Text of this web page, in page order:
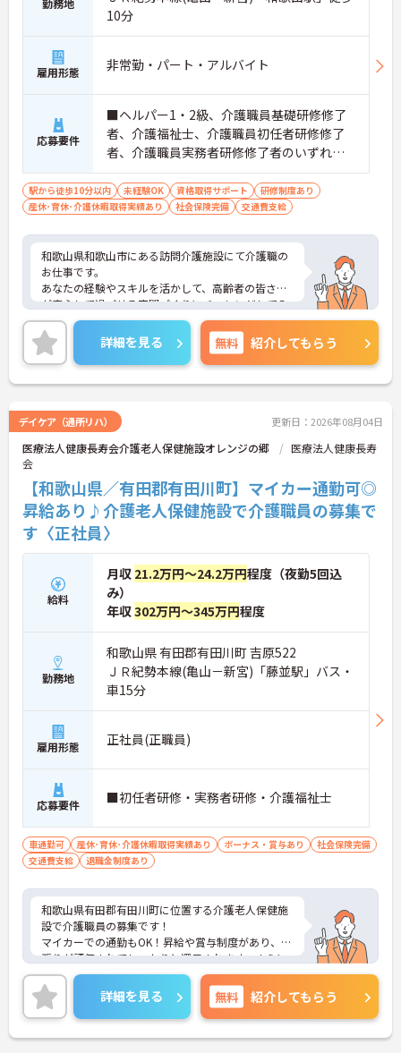
勤務地
10分
雇用形態 非常勤・パート・アルバイト
応募要件
■ヘルパー1・2級、介護職員基礎研修修了
者、介護福祉士、介護職員初任者研修修了
者、介護職員実務者研修修了者のいずれか
の資格 ■普通自動車運転免許（AT限定可）
必須 ■未経験の方OK
駅から徒歩10分以内 未経験OK 資格取得サポート
研修制度あり
産休･育休･介護休暇取得実績あり
社会保険完備 交通費支給
和歌山県和歌山市にある訪問介護施設にて介護職の
お仕事です。
あなたの経験やスキルを活かして、高齢者の皆さま
が安心して過ごせる空間づくりにチャレンジしてみ
ませんか？
ご興味ある方には、面接対策ポイントなど、さらに
詳細をお話しいたしますのでお気軽にご相談くださ
い。
詳細を見る 無料 紹介してもらう
デイケア（通所リハ） 更新日：2026年08月04日
医療法人健康長寿会介護老人保健施設オレンジの郷
医療法人健康長寿
会
【和歌山県／有田郡有田川町】マイカー通勤可◎
昇給あり♪介護老人保健施設で介護職員の募集で
す〈正社員〉
給料
月収 21.2万円～24.2万円程度（夜勤5回込
み）
年収302万円～345万円程度
勤務地
和歌山県 有田郡有田川町 吉原522
ＪＲ紀勢本線(亀山－新宮)「藤並駅」バス・
車15分
雇用形態 正社員(正職員)
応募要件 ■初任者研修・実務者研修・介護福祉士
車通勤可 産休･育休･介護休暇取得実績あり ボーナス・賞与あり
社会保険完備
交通費支給
退職金制度あり
和歌山県有田郡有田川町に位置する介護老人保健施
設で介護職員の募集です！
マイカーでの通勤もOK！昇給や賞与制度があり、頑
張りが評価されてしっかりと還元されます。さらに
各種手当もあるのは嬉しいポイントです◎フォロー
体制もあり、経験に関わらず安心してスタートでき
ます。
こちらの求人にご興味がございましたら面接のポイ
ントもお伝えしますので是非ご応募お待ちしており
詳細を見る 無料 紹介してもらう